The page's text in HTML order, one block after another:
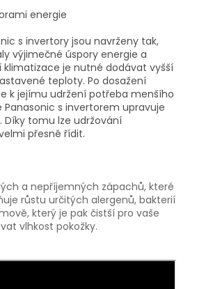
energie
s invertory jsou navrženy tak,
výjimečné úspory energie a
klimatizace je nutné dodávat vyšší
teploty. Po dosažení
k jejímu udržení potřeba menšího
Panasonic s invertorem upravuje
Díky tomu lze udržování
přesně řídit.
a nepříjemných zápachů, které
růstu určitých alergenů, bakterií
který je pak čistší pro vaše
vlhkost pokožky.